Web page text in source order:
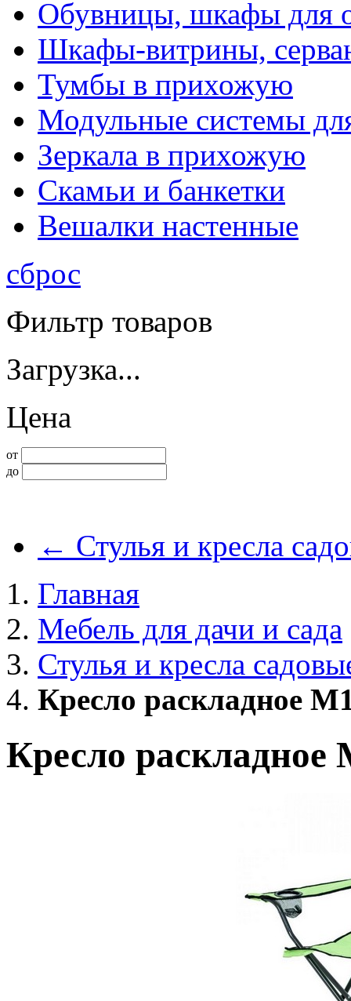
Обувницы, шкафы для
Шкафы-витрины,
Тумбы в прихожую
Модульные системы
Зеркала в прихожую
Скамьи и банкетки
Вешалки настенные
сброс
Фильтр товаров
Загрузка...
Цена
от
до
← Стулья и кресла
Главная
Мебель для дачи и сада
Стулья и кресла
Кресло раскладное
Кресло раскладное